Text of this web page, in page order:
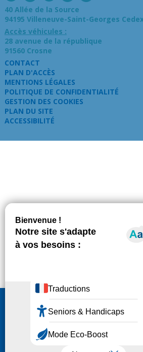
40 Allée de la Source
94195 Villeneuve-Saint-Georges
Accès véhicules :
28 avenue de la république
91560 Crosne
CONTACT
PLAN D'ACCÈS
MENTIONS LÉGALES
POLITIQUE DE CONFIDENTIALITÉ
GESTION DES COOKIES
PLAN DU SITE
ACCESSIBILITÉ
Nous utilisons des cookies pour
ainsi vous garantir la meilleure
En cliquant sur «Accepter», vous
cookies.En savoir plus